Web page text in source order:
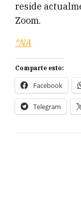
reside
Zoom.
*NA
Comparte esto:
Facebook
Telegram